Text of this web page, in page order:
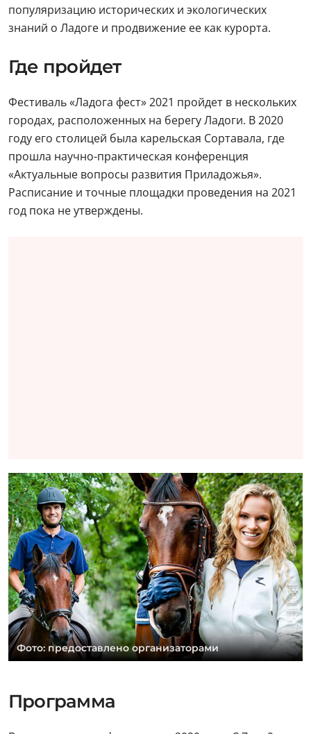
популяризацию исторических и экологических
знаний о Ладоге и продвижение ее как курорта.
Где пройдет
Фестиваль «Ладога фест» 2021 пройдет в нескольких
городах, расположенных на берегу Ладоги. В 2020
году его столицей была карельская Сортавала, где
прошла научно-практическая конференция
«Актуальные вопросы развития Приладожья».
Расписание и точные площадки проведения на 2021
год пока не утверждены.
Фото: предоставлено организаторами
Программа